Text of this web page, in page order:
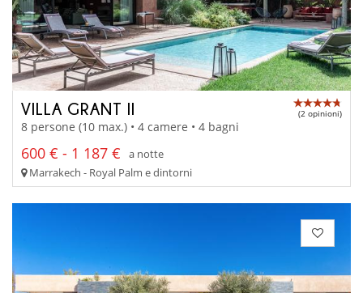
VILLA GRANT II (2 opinioni)
8 persone (10 max.) • 4 camere • 4 bagni
600 € - 1 187 €
a notte
Marrakech - Royal Palm e dintorni